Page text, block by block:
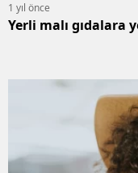
1 yıl önce
Yerli malı gıdalara